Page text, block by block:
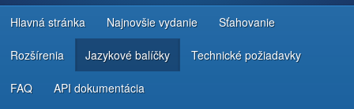
ZDROJE INFORMÁCIÍ PRE VÝVOJÁROV
Hlavná stránka Najnovšie vydanie Sťahovanie
Rozšírenia Jazykové balíčky Technické požiadavky
FAQ API dokumentácia